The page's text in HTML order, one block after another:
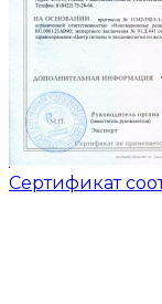
Сертификат